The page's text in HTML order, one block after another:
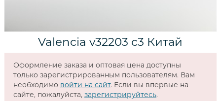
Valencia v32203 c3 Китай
Оформление заказа и оптовая цена доступны
только зарегистрированным пользователям. Вам
необходимо войти на сайт. Если вы впервые на
сайте, пожалуйста, зарегистрируйтесь.